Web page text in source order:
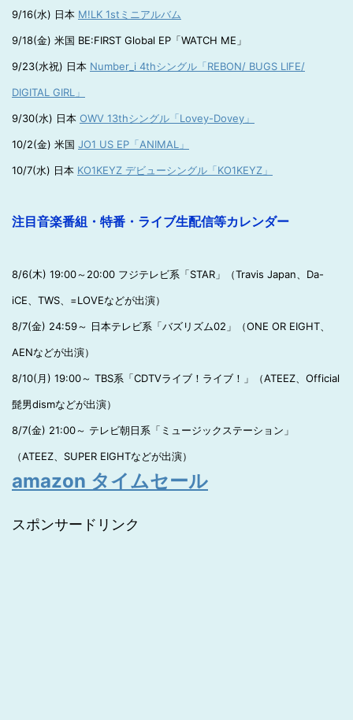
9/16(水) 日本 M!LK 1stミニアルバム
9/18(金) 米国 BE:FIRST Global EP「WATCH ME」
9/23(水祝) 日本 Number_i 4thシングル「REBON/ BUGS LIFE/
DIGITAL GIRL」
9/30(水) 日本 OWV 13thシングル「Lovey-Dovey」
10/2(金) 米国 JO1 US EP「ANIMAL」
10/7(水) 日本 KO1KEYZ デビューシングル「KO1KEYZ」
注目音楽番組・特番・ライブ生配信等カレンダー
8/6(木) 19:00～20:00 フジテレビ系「STAR」（Travis Japan、Da-
iCE、TWS、=LOVEなどが出演）
8/7(金) 24:59～ 日本テレビ系「バズリズム02」（ONE OR EIGHT、
AENなどが出演）
8/10(月) 19:00～ TBS系「CDTVライブ！ライブ！」（ATEEZ、Official
髭男dismなどが出演）
8/7(金) 21:00～ テレビ朝日系「ミュージックステーション」
（ATEEZ、SUPER EIGHTなどが出演）
amazon タイムセール
スポンサードリンク